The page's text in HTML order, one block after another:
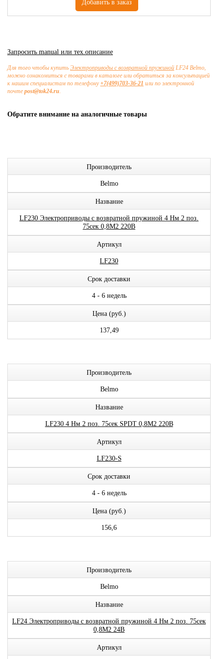
Запросить manual или тех.описание
Для того чтобы купить Электроприводы с возвратной пружиной LF24 Belmo,
можно ознакомиться с товарами в каталоге или обратиться за консультацией
к нашим специалистам по телефону+7(499)703-36-21 или по электронной
почте post@tok24.ru.
Обратите внимание на аналогичные товары
Производитель
Belmo
Название
LF230 Электроприводы с возвратной пружиной 4 Нм 2 поз.
75сек 0,8М2 220В
Артикул
LF230
Срок доставки
4 - 6 недель
Цена (руб.)
137,49
Производитель
Belmo
Название
LF230 4 Нм 2 поз. 75сек SPDT 0,8М2 220В
Артикул
LF230-S
Срок доставки
4 - 6 недель
Цена (руб.)
156,6
Производитель
Belmo
Название
LF24 Электроприводы с возвратной пружиной 4 Нм 2 поз. 75сек
0,8М2 24В
Артикул